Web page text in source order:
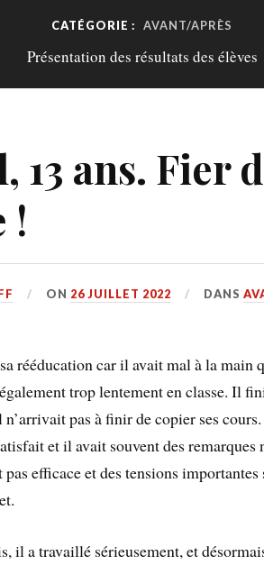
CATÉGORIE : AVANT/APRÈS
Présentation des résultats des élèves
13 ans. Fier
!
ON 26 JUILLET 2022 DANS
rééducation car il avait mal à la main
trop lentement en classe. Il
n’arrivait pas à finir de copier ses
et il avait souvent des remarques
pas efficace et des tensions importantes
il a travaillé sérieusement, et